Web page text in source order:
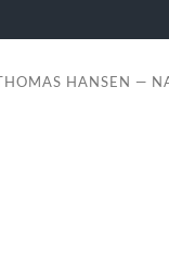
THOMAS HANSEN —